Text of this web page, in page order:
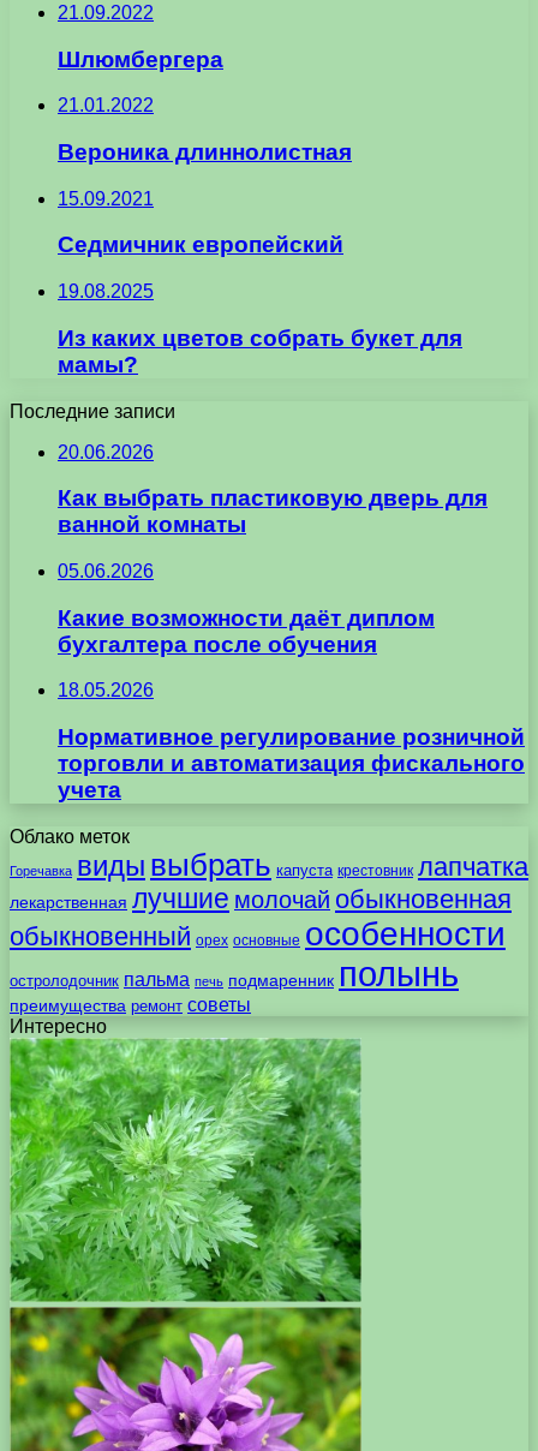
21.09.2022
Шлюмбергера
21.01.2022
Вероника длиннолистная
15.09.2021
Седмичник европейский
19.08.2025
Из каких цветов собрать букет для
мамы?
Последние записи
20.06.2026
Как выбрать пластиковую дверь для
ванной комнаты
05.06.2026
Какие возможности даёт диплом
бухгалтера после обучения
18.05.2026
Нормативное регулирование розничной
торговли и автоматизация фискального
учета
Облако меток
Горечавка виды выбрать капуста крестовник лапчатка
лекарственная лучшие молочай обыкновенная
обыкновенный орех основные особенности
остролодочник пальма печь подмаренник полынь
преимущества ремонт советы
Интересно